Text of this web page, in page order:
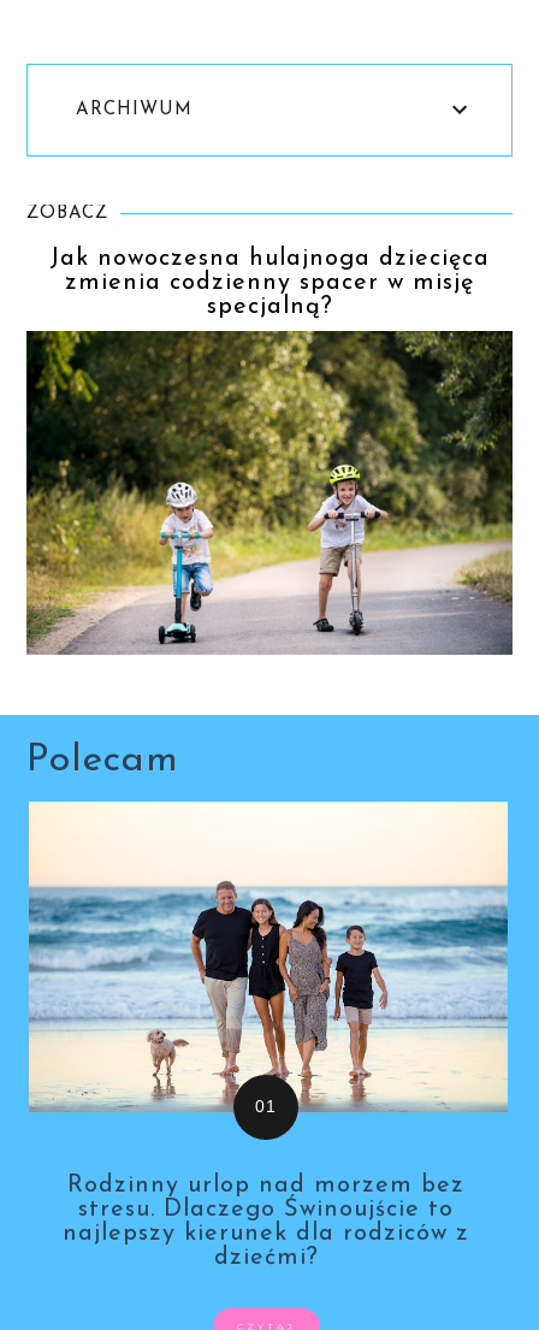
ARCHIWUM
ZOBACZ
Jak nowoczesna hulajnoga dziecięca
zmienia codzienny spacer w misję
specjalną?
Polecam
Rodzinny urlop nad morzem bez
stresu. Dlaczego Świnoujście to
najlepszy kierunek dla rodziców z
dziećmi?
CZYTAJ